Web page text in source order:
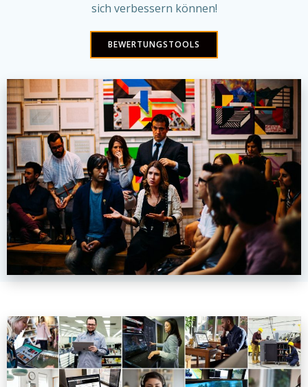
sich verbessern können!
BEWERTUNGSTOOLS